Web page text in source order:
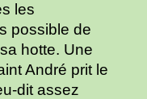
les
possible de
hotte. Une
André prit le
dit assez